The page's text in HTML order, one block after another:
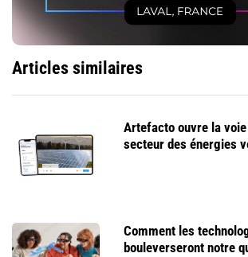
Articles similaires
Artefacto ouvre la voie
secteur des énergies
Comment les
bouleverseront notre